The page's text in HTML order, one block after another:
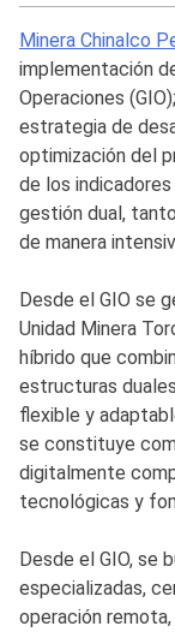
Minera Chinalco
implementación
Operaciones
estrategia de
optimización del
de los
gestión dual,
de manera
Desde el GIO se
Unidad Minera
híbrido que
estructuras
flexible y
se constituye
digitalmente
tecnológicas y
Desde el GIO, se
especializadas,
operación